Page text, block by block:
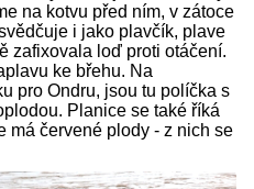
na kotvu před ním, v zátoce
i jako plavčík, plave
zafixovala loď proti otáčení.
ke břehu. Na
pro Ondru, jsou tu políčka s
Planice se také říká
má červené plody - z nich se